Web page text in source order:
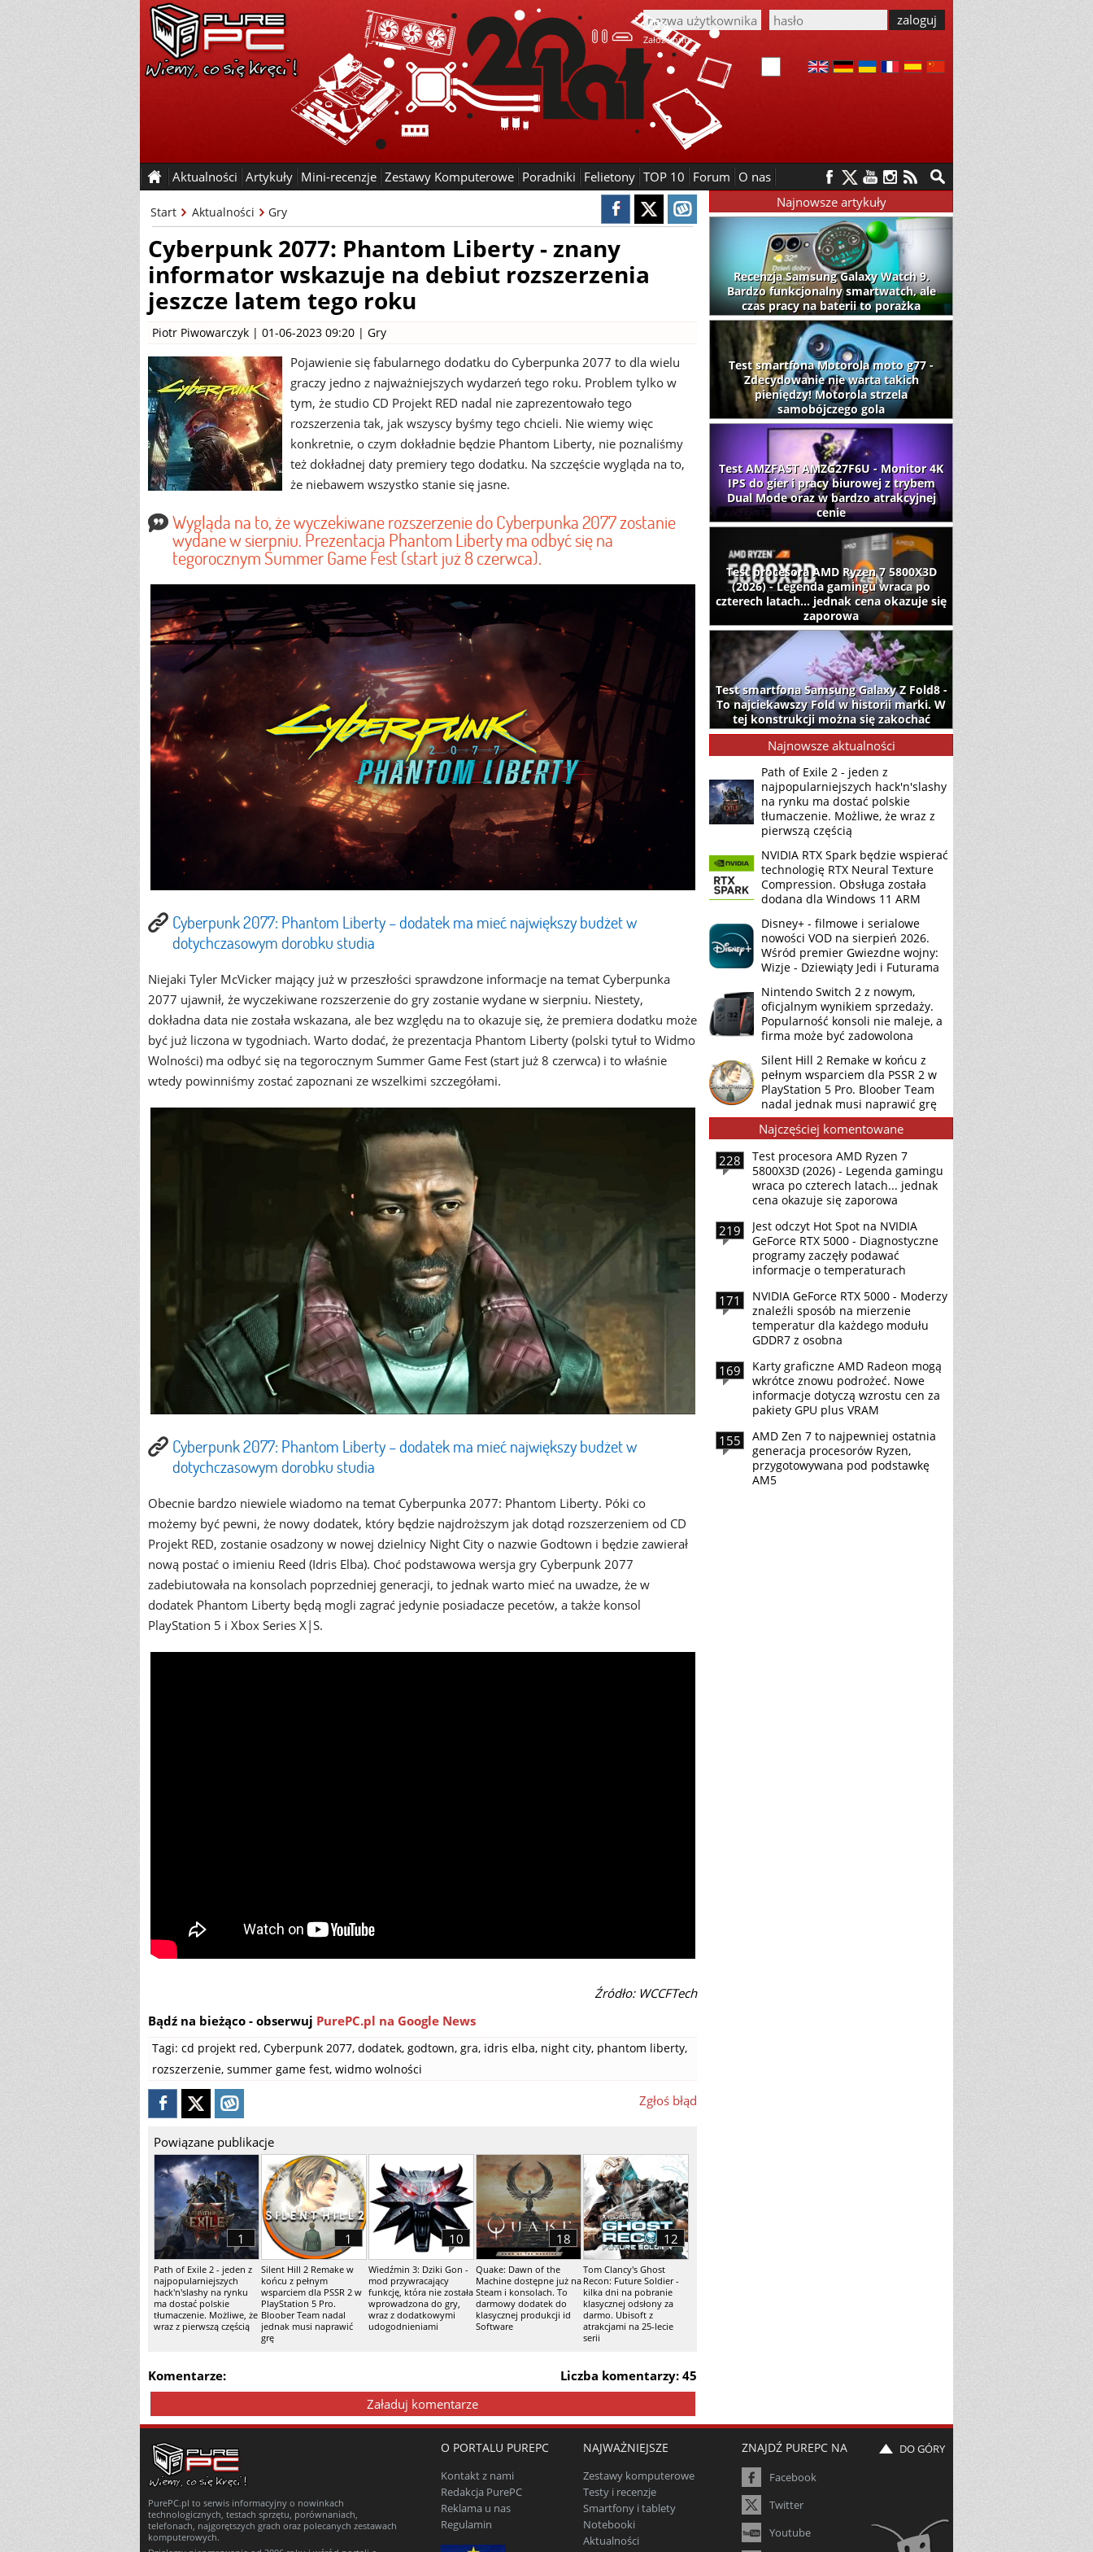
Załóż konto
Aktualności Artykuły Mini-recenzje Zestawy Komputerowe Poradniki Felietony TOP 10 Forum O nas
Start Aktualności Gry
Cyberpunk 2077: Phantom Liberty - znany
informator wskazuje na debiut rozszerzenia
jeszcze latem tego roku
Piotr Piwowarczyk | 01-06-2023 09:20 | Gry
Pojawienie się fabularnego dodatku do Cyberpunka 2077 to dla wielu
graczy jedno z najważniejszych wydarzeń tego roku. Problem tylko w
tym, że studio CD Projekt RED nadal nie zaprezentowało tego
rozszerzenia tak, jak wszyscy byśmy tego chcieli. Nie wiemy więc
konkretnie, o czym dokładnie będzie Phantom Liberty, nie poznaliśmy
też dokładnej daty premiery tego dodatku. Na szczęście wygląda na to,
że niebawem wszystko stanie się jasne.
Wygląda na to, że wyczekiwane rozszerzenie do Cyberpunka 2077 zostanie
wydane w sierpniu. Prezentacja Phantom Liberty ma odbyć się na
tegorocznym Summer Game Fest (start już 8 czerwca).
Cyberpunk 2077: Phantom Liberty – dodatek ma mieć największy budżet w
dotychczasowym dorobku studia
Niejaki Tyler McVicker mający już w przeszłości sprawdzone informacje na temat Cyberpunka
2077 ujawnił, że wyczekiwane rozszerzenie do gry zostanie wydane w sierpniu. Niestety,
dokładna data nie została wskazana, ale bez względu na to okazuje się, że premiera dodatku może
być już liczona w tygodniach. Warto dodać, że prezentacja Phantom Liberty (polski tytuł to Widmo
Wolności) ma odbyć się na tegorocznym Summer Game Fest (start już 8 czerwca) i to właśnie
wtedy powinniśmy zostać zapoznani ze wszelkimi szczegółami.
Cyberpunk 2077: Phantom Liberty – dodatek ma mieć największy budżet w
dotychczasowym dorobku studia
Obecnie bardzo niewiele wiadomo na temat Cyberpunka 2077: Phantom Liberty. Póki co
możemy być pewni, że nowy dodatek, który będzie najdroższym jak dotąd rozszerzeniem od CD
Projekt RED, zostanie osadzony w nowej dzielnicy Night City o nazwie Godtown i będzie zawierał
nową postać o imieniu Reed (Idris Elba). Choć podstawowa wersja gry Cyberpunk 2077
zadebiutowała na konsolach poprzedniej generacji, to jednak warto mieć na uwadze, że w
dodatek Phantom Liberty będą mogli zagrać jedynie posiadacze pecetów, a także konsol
PlayStation 5 i Xbox Series X|S.
Źródło: WCCFTech
Bądź na bieżąco - obserwuj PurePC.pl na Google News
Tagi: cd projekt red, Cyberpunk 2077, dodatek, godtown, gra, idris elba, night city, phantom liberty,
rozszerzenie, summer game fest, widmo wolności
Zgłoś błąd
Powiązane publikacje
Path of Exile 2 - jeden z
najpopularniejszych
hack'n'slashy na rynku
ma dostać polskie
tłumaczenie. Możliwe, że
wraz z pierwszą częścią
1
Silent Hill 2 Remake w
końcu z pełnym
wsparciem dla PSSR 2 w
PlayStation 5 Pro.
Bloober Team nadal
jednak musi naprawić
grę
1
Wiedźmin 3: Dziki Gon -
mod przywracający
funkcję, która nie została
wprowadzona do gry,
wraz z dodatkowymi
udogodnieniami
10
Quake: Dawn of the
Machine dostępne już na
Steam i konsolach. To
darmowy dodatek do
klasycznej produkcji id
Software
18
Tom Clancy's Ghost
Recon: Future Soldier -
kilka dni na pobranie
klasycznej odsłony za
darmo. Ubisoft z
atrakcjami na 25-lecie
serii
12
Liczba komentarzy: 45
Komentarze:
Załaduj komentarze
Najnowsze artykuły
Recenzja Samsung Galaxy Watch 9.
Bardzo funkcjonalny smartwatch, ale
czas pracy na baterii to porażka
Test smartfona Motorola moto g77 -
Zdecydowanie nie warta takich
pieniędzy! Motorola strzela
samobójczego gola
Test AMZFAST AMZG27F6U - Monitor 4K
IPS do gier i pracy biurowej z trybem
Dual Mode oraz w bardzo atrakcyjnej
cenie
Test procesora AMD Ryzen 7 5800X3D
(2026) - Legenda gamingu wraca po
czterech latach... jednak cena okazuje się
zaporowa
Test smartfona Samsung Galaxy Z Fold8 -
To najciekawszy Fold w historii marki. W
tej konstrukcji można się zakochać
Najnowsze aktualności
Path of Exile 2 - jeden z
najpopularniejszych hack'n'slashy
na rynku ma dostać polskie
tłumaczenie. Możliwe, że wraz z
pierwszą częścią
NVIDIA RTX Spark będzie wspierać
technologię RTX Neural Texture
Compression. Obsługa została
dodana dla Windows 11 ARM
Disney+ - filmowe i serialowe
nowości VOD na sierpień 2026.
Wśród premier Gwiezdne wojny:
Wizje - Dziewiąty Jedi i Futurama
Nintendo Switch 2 z nowym,
oficjalnym wynikiem sprzedaży.
Popularność konsoli nie maleje, a
firma może być zadowolona
Silent Hill 2 Remake w końcu z
pełnym wsparciem dla PSSR 2 w
PlayStation 5 Pro. Bloober Team
nadal jednak musi naprawić grę
Najczęściej komentowane
228
Test procesora AMD Ryzen 7
5800X3D (2026) - Legenda gamingu
wraca po czterech latach... jednak
cena okazuje się zaporowa
219
Jest odczyt Hot Spot na NVIDIA
GeForce RTX 5000 - Diagnostyczne
programy zaczęły podawać
informacje o temperaturach
171
NVIDIA GeForce RTX 5000 - Moderzy
znaleźli sposób na mierzenie
temperatur dla każdego modułu
GDDR7 z osobna
169
Karty graficzne AMD Radeon mogą
wkrótce znowu podrożeć. Nowe
informacje dotyczą wzrostu cen za
pakiety GPU plus VRAM
155
AMD Zen 7 to najpewniej ostatnia
generacja procesorów Ryzen,
przygotowywana pod podstawkę
AM5
PurePC.pl to serwis informacyjny o nowinkach
technologicznych, testach sprzętu, porównaniach,
telefonach, najgorętszych grach oraz polecanych zestawach
komputerowych.
O PORTALU PUREPC
Kontakt z nami
Redakcja PurePC
Reklama u nas
Regulamin
NAJWAŻNIEJSZE
Zestawy komputerowe
Testy i recenzje
Smartfony i tablety
Notebooki
Aktualności
ZNAJDŹ PUREPC NA
Facebook
Twitter
Youtube
DO GÓRY